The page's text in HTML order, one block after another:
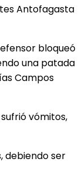
Antofagasta
bloqueó
una patada
Campos
vómitos,
debiendo ser